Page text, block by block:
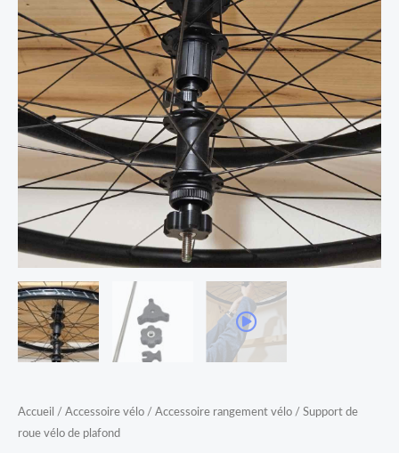
Accueil / Accessoire vélo / Accessoire rangement vélo / Support de
roue vélo de plafond